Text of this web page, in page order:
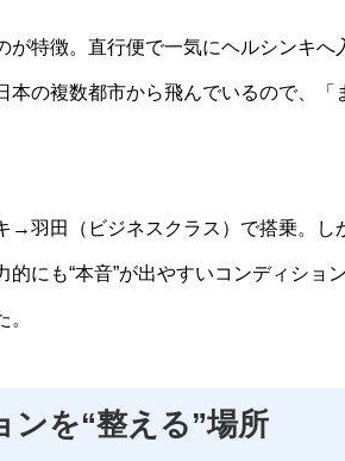
特徴。直行便で一気にヘルシンキへ
本の複数都市から飛んでいるので、「
→羽田（ビジネスクラス）で搭乗。し
にも“本音”が出やすいコンディショ
ンを“整える”場所